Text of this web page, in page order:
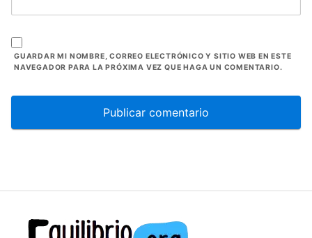
GUARDAR MI NOMBRE, CORREO ELECTRÓNICO Y SITIO WEB EN ESTE
NAVEGADOR PARA LA PRÓXIMA VEZ QUE HAGA UN COMENTARIO.